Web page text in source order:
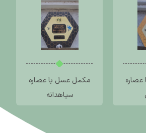
مکمل عسل با عصاره
سیاهدانه